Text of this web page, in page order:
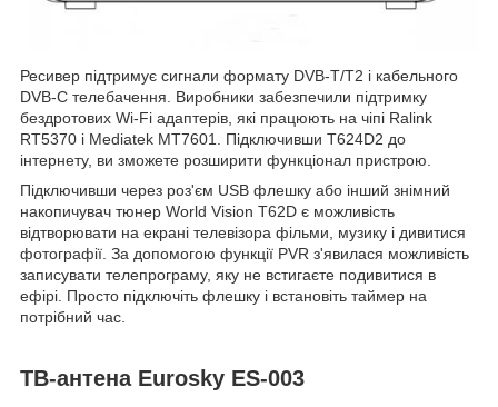
Ресивер підтримує сигнали формату DVB-T/T2 і кабельного
DVB-C телебачення. Виробники забезпечили підтримку
бездротових Wi-Fi адаптерів, які працюють на чіпі Ralink
RT5370 і Mediatek MT7601. Підключивши T624D2 до
інтернету, ви зможете розширити функціонал пристрою.
Підключивши через роз'єм USB флешку або інший знімний
накопичувач тюнер World Vision T62D є можливість
відтворювати на екрані телевізора фільми, музику і дивитися
фотографії. За допомогою функції PVR з'явилася можливість
записувати телепрограму, яку не встигаєте подивитися в
ефірі. Просто підключіть флешку і встановіть таймер на
потрібний час.
ТВ-антена Eurosky ES-003